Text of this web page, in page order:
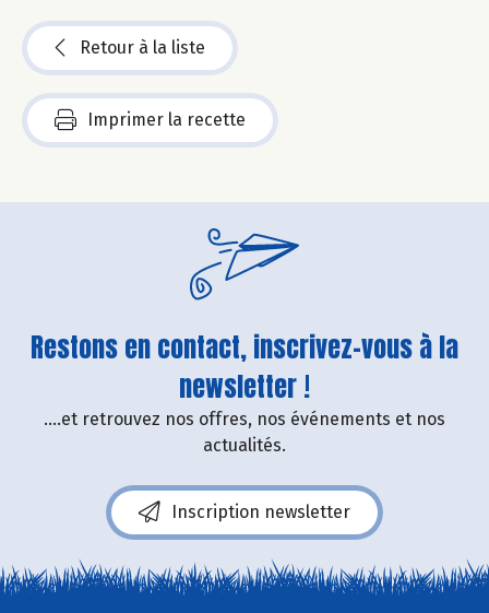
Retour à la liste
Imprimer la recette
Restons en contact, inscrivez-vous à la
newsletter !
....et retrouvez nos offres, nos événements et nos
actualités.
Inscription newsletter